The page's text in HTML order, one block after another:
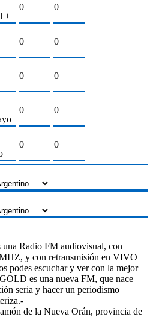
+
0 0
0 0
0 0
0 0
0 0
Radio FM audiovisual, con
y con retransmisión en VIVO
podes escuchar y ver con la mejor
es una nueva FM, que nace
seria y hacer un periodismo
de la Nueva Orán, provincia de